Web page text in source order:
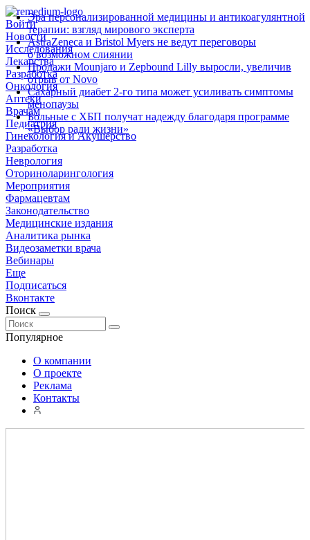
Войти
Новости
Исследования
Лекарства
Разработка
Онкология
Аптеки
Врачам
Педиатрия
Гинекология и Акушерство
Разработка
Неврология
Оториноларингология
Мероприятия
Фармацевтам
Законодательство
Медицинские издания
Аналитика рынка
Видеозаметки врача
Вебинары
Еще
Подписаться
Вконтакте
Поиск
Популярное
Эра персонализированной медицины и антикоагулянтной
терапии: взгляд мирового эксперта
AstraZeneca и Bristol Myers не ведут переговоры
о возможном слиянии
Продажи Mounjaro и Zepbound Lilly выросли, увеличив
отрыв от Novo
Сахарный диабет 2‑го типа может усиливать симптомы
менопаузы
Больные с ХБП получат надежду благодаря программе
«Выбор ради жизни»
О компании
О проекте
Реклама
Контакты